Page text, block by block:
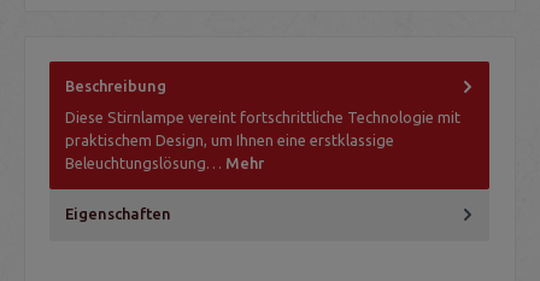
Beschreibung
Diese Stirnlampe vereint fortschrittliche Technologie mit
praktischem Design, um Ihnen eine erstklassige
Beleuchtungslösung… Mehr
Eigenschaften